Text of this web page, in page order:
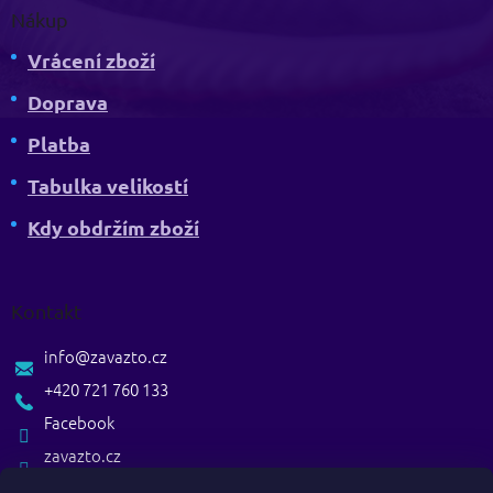
Nákup
Vrácení zboží
Doprava
Platba
Tabulka velikostí
Kdy obdržím zboží
Kontakt
zavazto.cz
info@zavazto.cz
+420 721 760 133
Facebook